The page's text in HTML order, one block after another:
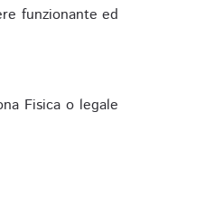
funzionante ed
Fisica o legale